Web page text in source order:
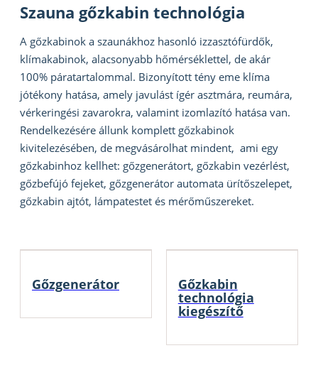
Szauna gőzkabin technológia
A gőzkabinok a szaunákhoz hasonló izzasztófürdők,
klímakabinok, alacsonyabb hőmérséklettel, de akár
100% páratartalommal. Bizonyított tény eme klíma
jótékony hatása, amely javulást ígér asztmára, reumára,
vérkeringési zavarokra, valamint izomlazító hatása van.
Rendelkezésére állunk komplett gőzkabinok
kivitelezésében, de megvásárolhat mindent, ami egy
gőzkabinhoz kellhet: gőzgenerátort, gőzkabin vezérlést,
gőzbefújó fejeket, gőzgenerátor automata ürítőszelepet,
gőzkabin ajtót, lámpatestet és mérőműszereket.
Gőzgenerátor Gőzkabin
technológia
kiegészítő